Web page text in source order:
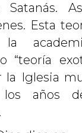
Esta
“teoría
la Iglesia
años